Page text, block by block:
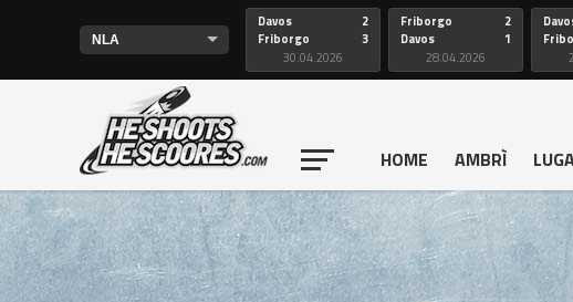
Davos
Friborgo
2
3
30.04.2026
Friborgo
Davos
2
1
28.04.2026
HOME AMBRÌ